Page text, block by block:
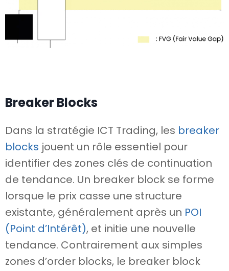
Breaker Blocks
Dans la stratégie ICT Trading, les breaker
blocks jouent un rôle essentiel pour
identifier des zones clés de continuation
de tendance. Un breaker block se forme
lorsque le prix casse une structure
existante, généralement après un POI
(Point d’Intérêt), et initie une nouvelle
tendance. Contrairement aux simples
zones d’order blocks, le breaker block